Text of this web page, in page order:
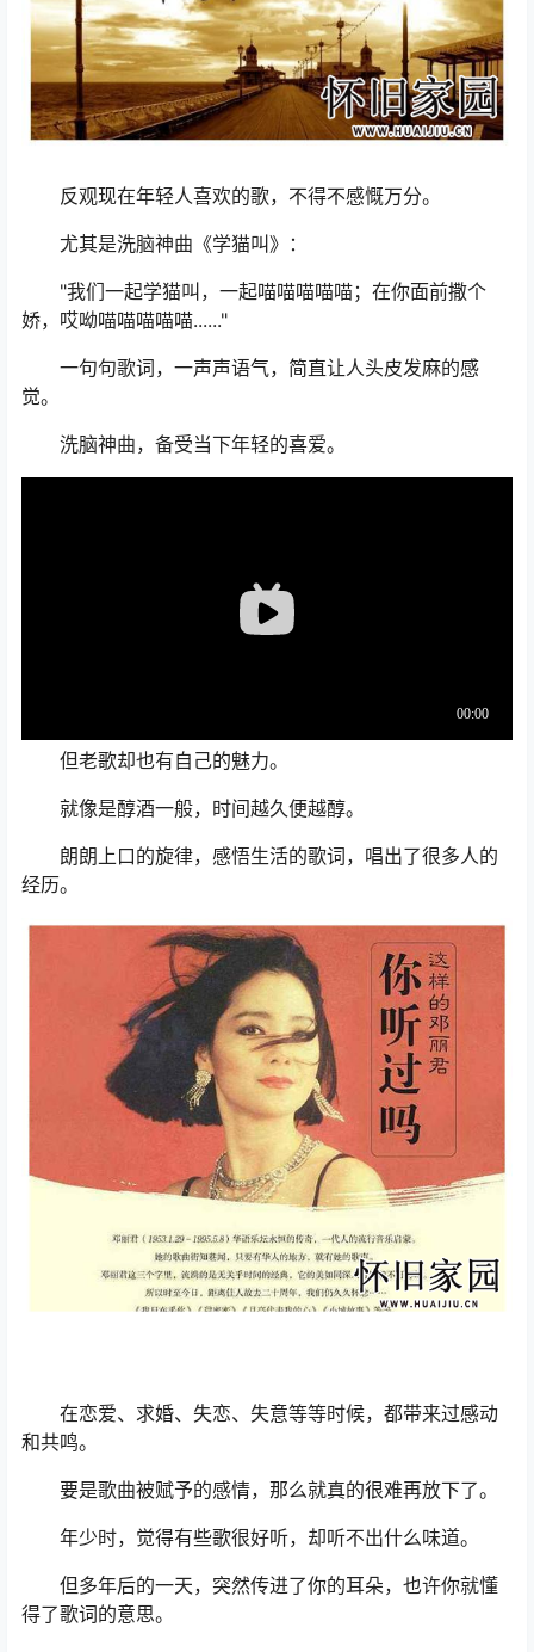
反观现在年轻人喜欢的歌，不得不感慨万分。
尤其是洗脑神曲《学猫叫》：
"我们一起学猫叫，一起喵喵喵喵喵；在你面前撒个
娇，哎呦喵喵喵喵喵......"
一句句歌词，一声声语气，简直让人头皮发麻的感
觉。
洗脑神曲，备受当下年轻的喜爱。
但老歌却也有自己的魅力。
就像是醇酒一般，时间越久便越醇。
朗朗上口的旋律，感悟生活的歌词，唱出了很多人的
经历。
在恋爱、求婚、失恋、失意等等时候，都带来过感动
和共鸣。
要是歌曲被赋予的感情，那么就真的很难再放下了。
年少时，觉得有些歌很好听，却听不出什么味道。
但多年后的一天，突然传进了你的耳朵，也许你就懂
得了歌词的意思。